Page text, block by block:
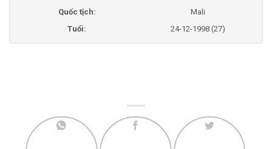
Quốc tịch:
Mali
Tuổi:
24-12-1998 (27)